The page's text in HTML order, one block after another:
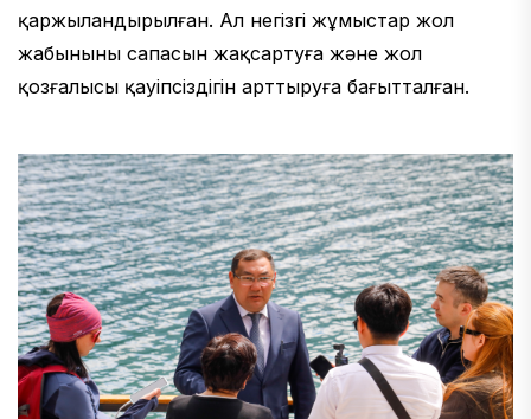
қаржыландырылған. Ал негізгі жұмыстар жол
жабынының сапасын жақсартуға және жол
қозғалысы қауіпсіздігін арттыруға бағытталған.